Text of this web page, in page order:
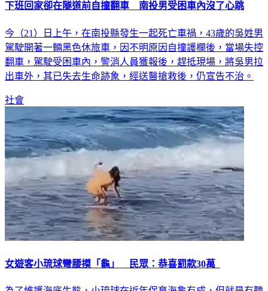
下班回家卻在隧道前自撞翻車 南投男受困車內沒了心跳
今（21）日上午，在南投縣發生一起死亡車禍，43歲的吳姓男
駕駛開著一輛黑色休旅車，因不明原因自撞護欄後，當場失控
翻車，駕駛受困車內，警消人員獲報後，趕抵現場，將吳男拉
出車外，其已失去生命跡象，經送醫搶救後，仍宣告不治。
社會
女遊客小琉球彎腰摸「龜」 民眾：恭喜罰款30萬